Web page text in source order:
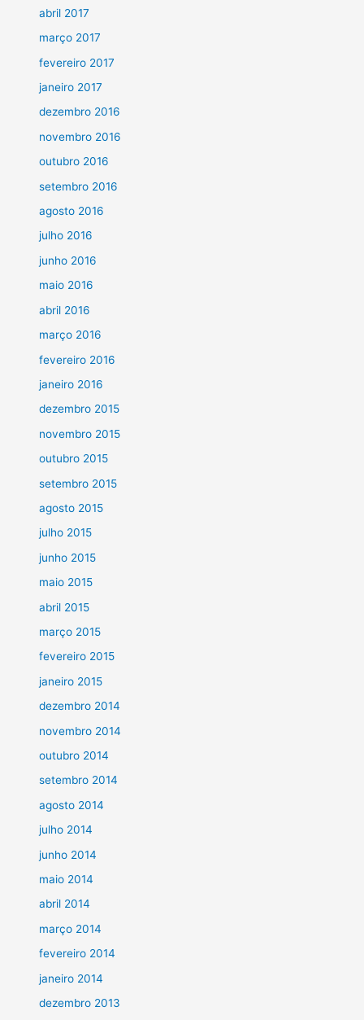
abril 2017
março 2017
fevereiro 2017
janeiro 2017
dezembro 2016
novembro 2016
outubro 2016
setembro 2016
agosto 2016
julho 2016
junho 2016
maio 2016
abril 2016
março 2016
fevereiro 2016
janeiro 2016
dezembro 2015
novembro 2015
outubro 2015
setembro 2015
agosto 2015
julho 2015
junho 2015
maio 2015
abril 2015
março 2015
fevereiro 2015
janeiro 2015
dezembro 2014
novembro 2014
outubro 2014
setembro 2014
agosto 2014
julho 2014
junho 2014
maio 2014
abril 2014
março 2014
fevereiro 2014
janeiro 2014
dezembro 2013